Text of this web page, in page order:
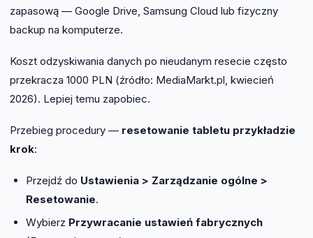
zapasową — Google Drive, Samsung Cloud lub fizyczny
backup na komputerze.
Koszt odzyskiwania danych po nieudanym resecie często
przekracza 1000 PLN (źródło: MediaMarkt.pl, kwiecień
2026). Lepiej temu zapobiec.
Przebieg procedury — resetowanie tabletu przykładzie
krok:
Przejdź do Ustawienia > Zarządzanie ogólne >
Resetowanie.
Wybierz Przywracanie ustawień fabrycznych